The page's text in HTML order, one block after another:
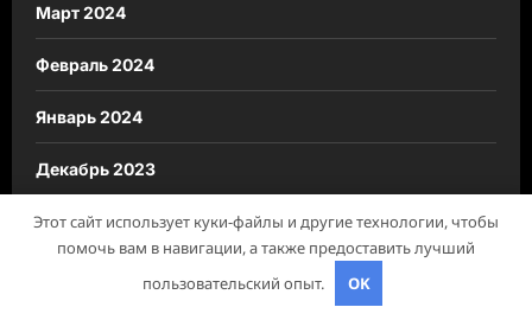
Март 2024
Февраль 2024
Январь 2024
Декабрь 2023
Октябрь 2023
Этот сайт использует куки-файлы и другие технологии, чтобы
помочь вам в навигации, а также предоставить лучший
пользовательский опыт.
OK